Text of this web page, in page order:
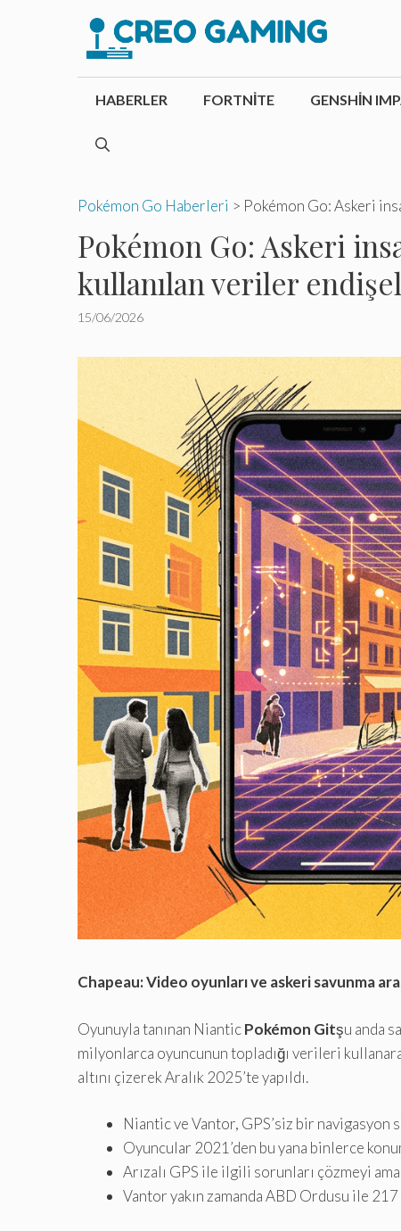
HABERLER FORTNITE GENSHIN
Pokémon Go Haberleri > Pokémon Go: Askeri
Pokémon Go: Askeri
kullanılan veriler
15/06/2026
Chapeau: Video oyunları ve askeri savunma
Oyunuyla tanınan NianticPokémon Gitşu anda
milyonlarca oyuncunun topladığı verileri
altını çizerek Aralık 2025’te yapıldı.
Niantic ve Vantor, GPS’siz bir
Oyuncular 2021’den bu yana binlerce
Arızalı GPS ile ilgili sorunları çözmeyi
Vantor yakın zamanda ABD Ordusu ile